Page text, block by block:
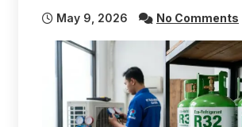
May 9, 2026 No Comments